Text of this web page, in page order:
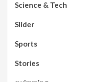
Science & Tech
Slider
Sports
Stories